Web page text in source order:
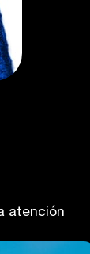
atención